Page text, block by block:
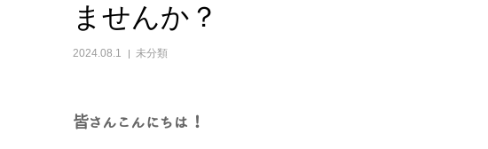
ませんか？
2024.08.1 未分類
皆さんこんにちは！